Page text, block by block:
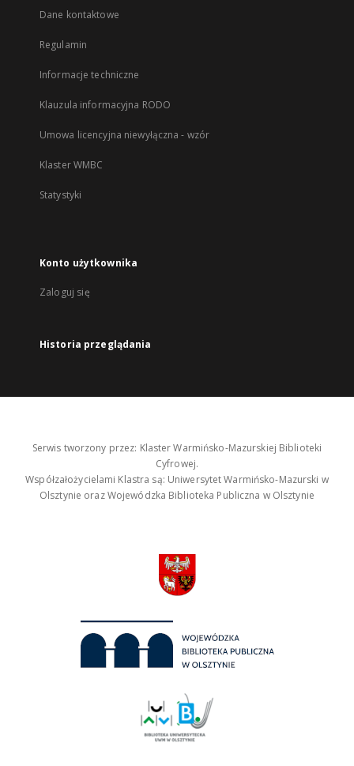
Dane kontaktowe
Regulamin
Informacje techniczne
Klauzula informacyjna RODO
Umowa licencyjna niewyłączna - wzór
Klaster WMBC
Statystyki
Konto użytkownika
Zaloguj się
Historia przeglądania
Serwis tworzony przez: Klaster Warmińsko-Mazurskiej Biblioteki
Cyfrowej.
Współzałożycielami Klastra są: Uniwersytet Warmińsko-Mazurski w
Olsztynie oraz Wojewódzka Biblioteka Publiczna w Olsztynie